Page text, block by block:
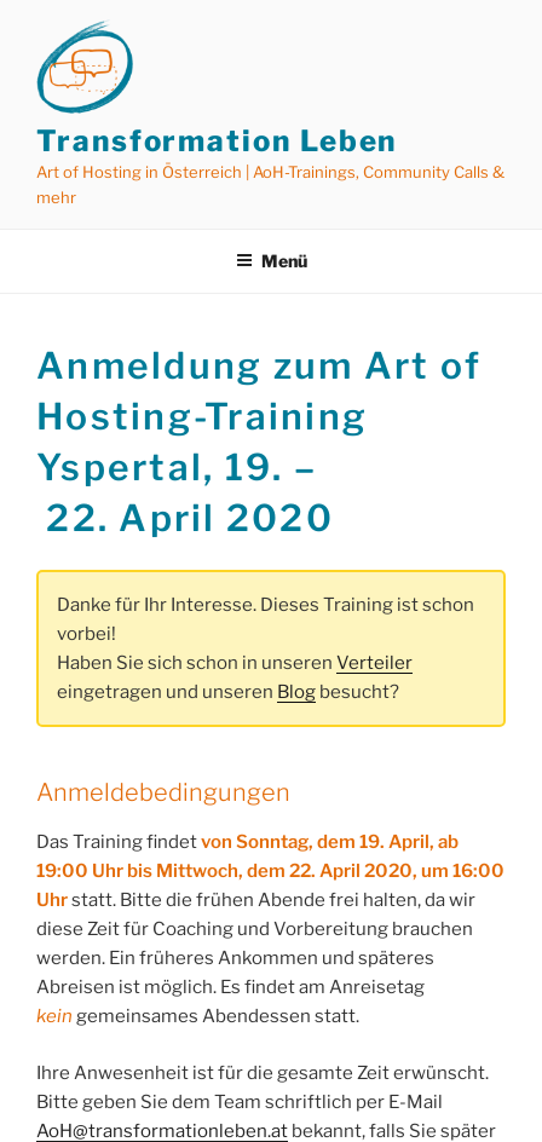
springen
Transformation Leben
Art of Hosting in Österreich | AoH-Trainings, Community Calls &
mehr
Menü
Anmeldung zum Art of
Hosting-Training
Yspertal, 19. –
22. April 2020
Danke für Ihr Interesse. Dieses Training ist schon
vorbei!
Haben Sie sich schon in unseren Verteiler
eingetragen und unseren Blog besucht?
Anmeldebedingungen
Das Training findetvon Sonntag, dem 19. April, ab
19:00 Uhr bis Mittwoch, dem 22. April 2020, um 16:00
Uhrstatt. Bitte die frühen Abende frei halten, da wir
diese Zeit für Coaching und Vorbereitung brauchen
werden. Ein früheres Ankommen und späteres
Abreisen ist möglich. Es findet am Anreisetag
kein gemeinsames Abendessen statt.
Ihre Anwesenheit ist für die gesamte Zeit erwünscht.
Bitte geben Sie dem Team schriftlich per E-Mail
AoH@transformationleben.at bekannt, falls Sie später